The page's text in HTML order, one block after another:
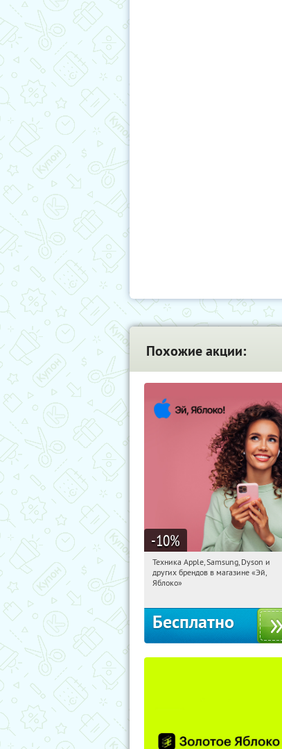
Похожие акции:
-10%
19:37:39
Получи первым!
Багратионовская
Техника Apple, Samsung, Dyson и
других брендов в магазине «Эй,
Яблоко»
Бесплатно